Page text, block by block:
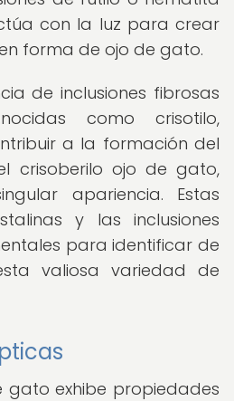
con la luz para crear
forma de ojo de gato.
de inclusiones fibrosas
como crisotilo,
a la formación del
crisoberilo ojo de gato,
apariencia. Estas
y las inclusiones
para identificar de
valiosa variedad de
gato exhibe propiedades